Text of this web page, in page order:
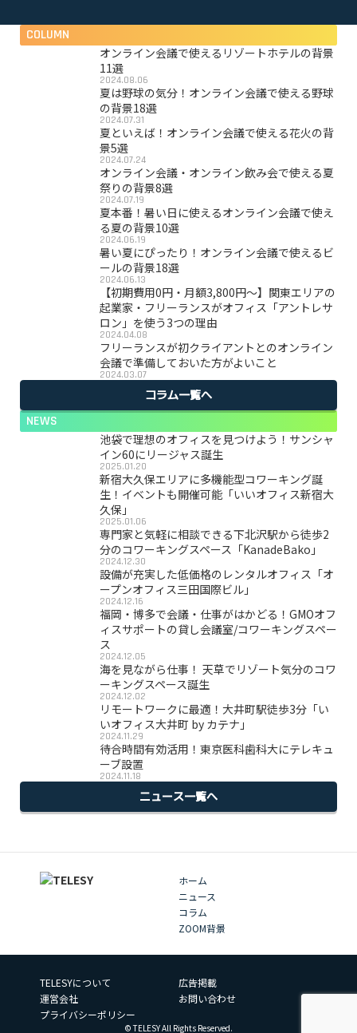
COLUMN
オンライン会議で使えるリゾートホテルの背景
11選
2024.08.06
夏は野球の気分！オンライン会議で使える野球
の背景18選
2024.07.31
夏といえば！オンライン会議で使える花火の背
景5選
2024.07.24
オンライン会議・オンライン飲み会で使える夏
祭りの背景8選
2024.07.19
夏本番！暑い日に使えるオンライン会議で使え
る夏の背景10選
2024.06.19
暑い夏にぴったり！オンライン会議で使えるビ
ールの背景18選
2024.06.13
【初期費用0円・月額3,800円〜】関東エリアの
起業家・フリーランスがオフィス「アントレサ
ロン」を使う3つの理由
2024.04.08
フリーランスが初クライアントとのオンライン
会議で準備しておいた方がよいこと
2024.03.07
コラム一覧へ
NEWS
池袋で理想のオフィスを見つけよう！サンシャ
イン60にリージャス誕生
2025.01.20
新宿大久保エリアに多機能型コワーキング誕
生！イベントも開催可能「いいオフィス新宿大
久保」
2025.01.06
専門家と気軽に相談できる下北沢駅から徒歩2
分のコワーキングスペース「KanadeBako」
2024.12.30
設備が充実した低価格のレンタルオフィス「オ
ープンオフィス三田国際ビル」
2024.12.16
福岡・博多で会議・仕事がはかどる！GMOオフ
ィスサポートの貸し会議室/コワーキングスペー
ス
2024.12.05
海を見ながら仕事！ 天草でリゾート気分のコワ
ーキングスペース誕生
2024.12.02
リモートワークに最適！大井町駅徒歩3分「い
いオフィス大井町 by カテナ」
2024.11.29
待合時間有効活用！東京医科歯科大にテレキュ
ーブ設置
2024.11.18
ニュース一覧へ
ホーム
ニュース
コラム
ZOOM背景
TELESYについて
広告掲載
運営会社
お問い合わせ
プライバシーポリシー
© TELESY All Rights Reserved.